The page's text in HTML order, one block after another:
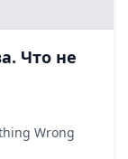
Что не
Wrong